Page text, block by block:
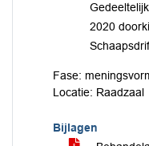
2020
Fase:
Locatie: Raadzaal
Bijlagen